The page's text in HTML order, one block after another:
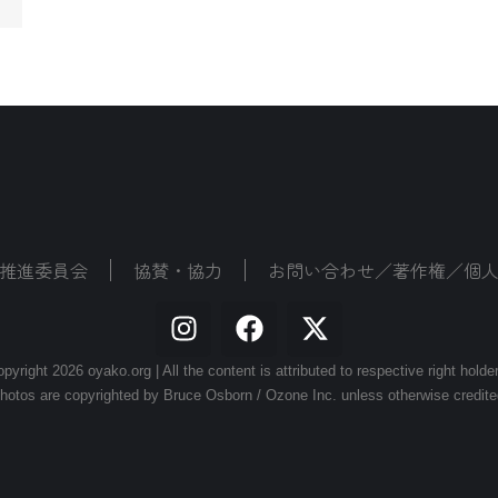
進委員会 協賛・協力 お問い合わせ／著作権／個
2026 oyako.org | All the content is attributed to respective right
are copyrighted by Bruce Osborn / Ozone Inc. unless otherwise